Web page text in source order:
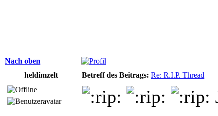
Nach oben
heldimzelt
Betreff des Beitrags: Re: R.I.P. Thread